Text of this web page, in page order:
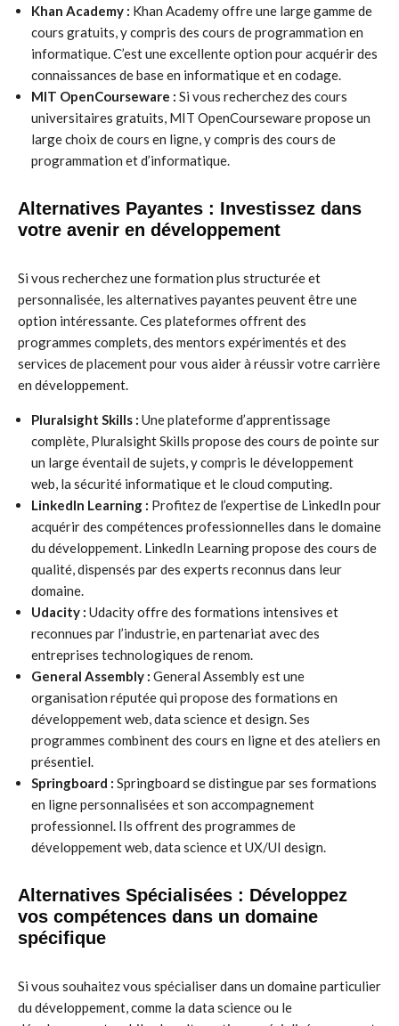
Khan Academy : Khan Academy offre une large gamme de
cours gratuits, y compris des cours de programmation en
informatique. C’est une excellente option pour acquérir des
connaissances de base en informatique et en codage.
MIT OpenCourseware : Si vous recherchez des cours
universitaires gratuits, MIT OpenCourseware propose un
large choix de cours en ligne, y compris des cours de
programmation et d’informatique.
Alternatives Payantes : Investissez dans
votre avenir en développement
Si vous recherchez une formation plus structurée et
personnalisée, les alternatives payantes peuvent être une
option intéressante. Ces plateformes offrent des
programmes complets, des mentors expérimentés et des
services de placement pour vous aider à réussir votre carrière
en développement.
Pluralsight Skills : Une plateforme d’apprentissage
complète, Pluralsight Skills propose des cours de pointe sur
un large éventail de sujets, y compris le développement
web, la sécurité informatique et le cloud computing.
LinkedIn Learning : Profitez de l’expertise de LinkedIn pour
acquérir des compétences professionnelles dans le domaine
du développement. LinkedIn Learning propose des cours de
qualité, dispensés par des experts reconnus dans leur
domaine.
Udacity : Udacity offre des formations intensives et
reconnues par l’industrie, en partenariat avec des
entreprises technologiques de renom.
General Assembly : General Assembly est une
organisation réputée qui propose des formations en
développement web, data science et design. Ses
programmes combinent des cours en ligne et des ateliers en
présentiel.
Springboard : Springboard se distingue par ses formations
en ligne personnalisées et son accompagnement
professionnel. Ils offrent des programmes de
développement web, data science et UX/UI design.
Alternatives Spécialisées : Développez
vos compétences dans un domaine
spécifique
Si vous souhaitez vous spécialiser dans un domaine particulier
du développement, comme la data science ou le